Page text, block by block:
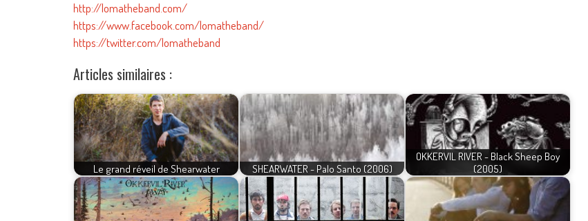
http://lomatheband.com/
https://www.facebook.com/lomatheband/
https://twitter.com/lomatheband
Articles similaires :
Le grand réveil de Shearwater SHEARWATER - Palo Santo (2006)
OKKERVIL RIVER - Black Sheep Boy
(2005)